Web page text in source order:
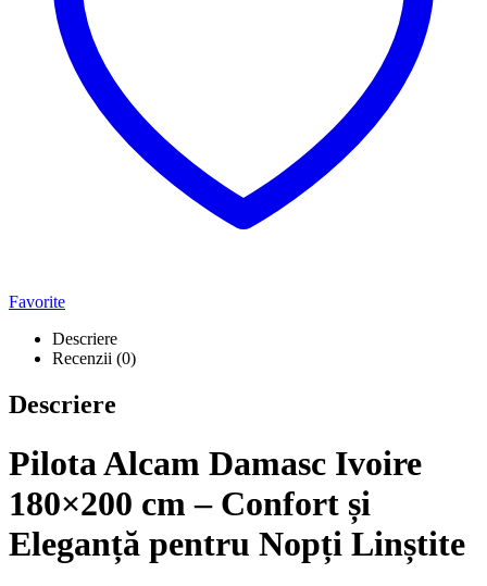
Favorite
Descriere
Recenzii (0)
Descriere
Pilota Alcam Damasc Ivoire
180×200 cm – Confort și
Eleganță pentru Nopți Linștite